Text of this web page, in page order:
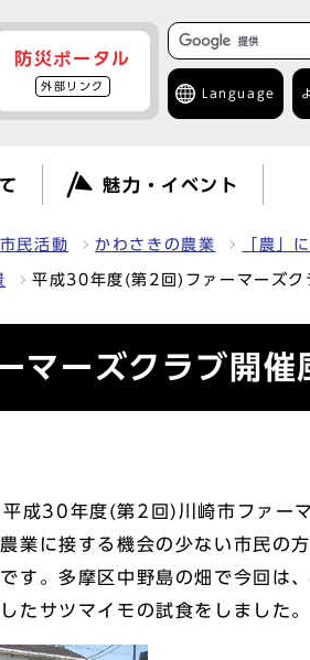
防災ポータル
外部リンク
Language
魅力・イベント
民活動 かわさきの農業 「農」
平成30年度(第2回)ファーマーズク
マーズクラブ開催
30年度(第2回)川崎市ファーマ
業に接する機会の少ない市民の
す。多摩区中野島の畑で今回は
たサツマイモの試食をしました。